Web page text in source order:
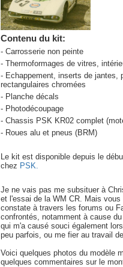
Contenu du kit:
- Carrosserie non peinte
- Thermoformages de vitres,
- Echappement, inserts de jantes,
rectangulaires chromées
- Planche décals
- Photodécoupage
- Chassis PSK KR02 complet
- Roues alu et pneus (BRM)
Le kit est disponible depuis le
chez PSK.
Je ne vais pas me subsituer à
et l'essai de la WM CR. Mais
constate à travers les forums ou
confrontés, notamment à cause
qui m'a causé souci également
peu parfois, ou me fier au travail
Voici quelques photos du modèle
quelques commentaires sur le